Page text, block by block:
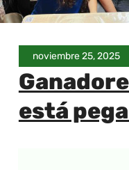
noviembre 25, 2025
está